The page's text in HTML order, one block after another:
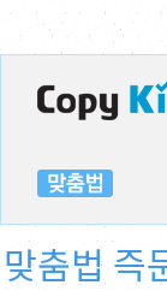
맞춤법 즉